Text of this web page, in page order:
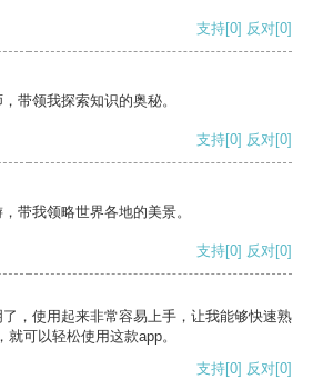
支持[0] 反对[0]
带领我探索知识的奥秘。
支持[0] 反对[0]
带我领略世界各地的美景。
支持[0] 反对[0]
，使用起来非常容易上手，让我能够快速熟
可以轻松使用这款app。
支持[0] 反对[0]